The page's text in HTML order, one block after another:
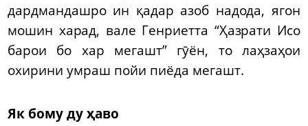
дардмандашро ин қадар азоб надода, ягон
мошин харад, вале Генриетта “Ҳазрати Исо
барои бо хар мегашт” гӯён, то лаҳзаҳои
охирини умраш пойи пиёда мегашт.
Як бому ду ҳаво